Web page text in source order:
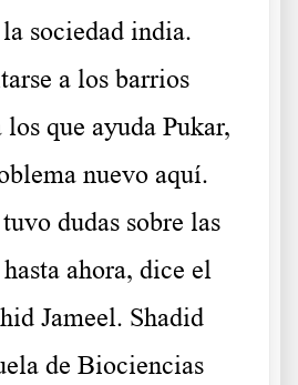
sociedad india.
a los barrios
que ayuda Pukar,
nuevo aquí.
dudas sobre las
ahora, dice el
Jameel. Shadid
de Biociencias